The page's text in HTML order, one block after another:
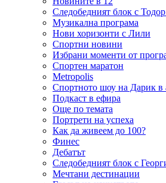
Следобедният блок с
Музикална програма
Нови хоризонти с Лили
Спортни новини
Избрани моменти от
Спортен маратон
Metropolis
Спортното шоу на Дарик в
Подкаст в ефира
Още по темата
Портрети на успеха
Как да живеем до 100?
Финес
Дебатът
Следобедният блок с
Мечтани дестинации